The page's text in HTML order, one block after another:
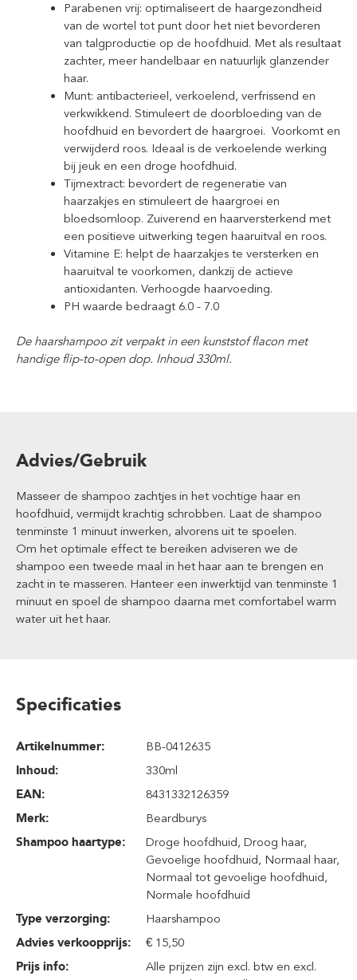
Parabenen vrij: optimaliseert de haargezondheid
van de wortel tot punt door het niet bevorderen
van talgproductie op de hoofdhuid. Met als resultaat
zachter, meer handelbaar en natuurlijk glanzender
haar.
Munt: antibacterieel, verkoelend, verfrissend en
verkwikkend. Stimuleert de doorbloeding van de
hoofdhuid en bevordert de haargroei. Voorkomt en
verwijderd roos. Ideaal is de verkoelende werking
bij jeuk en een droge hoofdhuid.
Tijmextract: bevordert de regeneratie van
haarzakjes en stimuleert de haargroei en
bloedsomloop. Zuiverend en haarversterkend met
een positieve uitwerking tegen haaruitval en roos.
Vitamine E: helpt de haarzakjes te versterken en
haaruitval te voorkomen, dankzij de actieve
antioxidanten. Verhoogde haarvoeding.
PH waarde bedraagt 6.0 - 7.0
De haarshampoo zit verpakt in een kunststof flacon met
handige flip-to-open dop. Inhoud 330ml.
Advies/Gebruik
Masseer de shampoo zachtjes in het vochtige haar en
hoofdhuid, vermijdt krachtig schrobben. Laat de shampoo
tenminste 1 minuut inwerken, alvorens uit te spoelen.
Om het optimale effect te bereiken adviseren we de
shampoo een tweede maal in het haar aan te brengen en
zacht in te masseren. Hanteer een inwerktijd van tenminste 1
minuut en spoel de shampoo daarna met comfortabel warm
water uit het haar.
Specificaties
Artikelnummer:
BB-0412635
Inhoud:
330ml
EAN:
8431332126359
Merk:
Beardburys
Shampoo haartype:
Droge hoofdhuid, Droog haar,
Gevoelige hoofdhuid, Normaal haar,
Normaal tot gevoelige hoofdhuid,
Normale hoofdhuid
Type verzorging:
Haarshampoo
Advies verkoopprijs:
€ 15,50
Prijs info:
Alle prijzen zijn excl. btw en excl.